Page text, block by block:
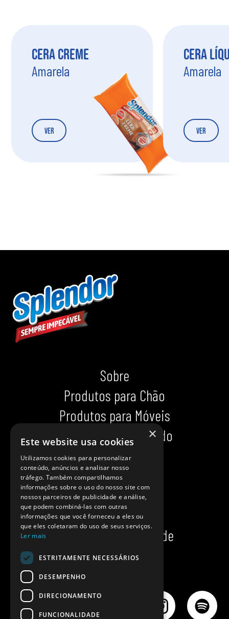
Cera Creme
Amarela
Ver
Cera
Amarela
Ver
Sobre
Produtos para Chão
Produtos para Móveis
Produtos para Calçado
Indispensáveis
Dicas impecáveis
Ajuda
Onde comprar?
Política de privacidade
Política de cookies
×
Este website usa cookies
Utilizamos cookies para personalizar
conteúdo, anúncios e analisar nosso
tráfego. Também compartilhamos
informações sobre o uso do nosso site com
nossos parceiros de publicidade e análise,
que podem combiná-las com outras
informações que você forneceu a eles ou
que eles coletaram do uso de seus serviços.
Ler mais
ESTRITAMENTE NECESSÁRIOS
DESEMPENHO
DIRECIONAMENTO
FUNCIONALIDADE